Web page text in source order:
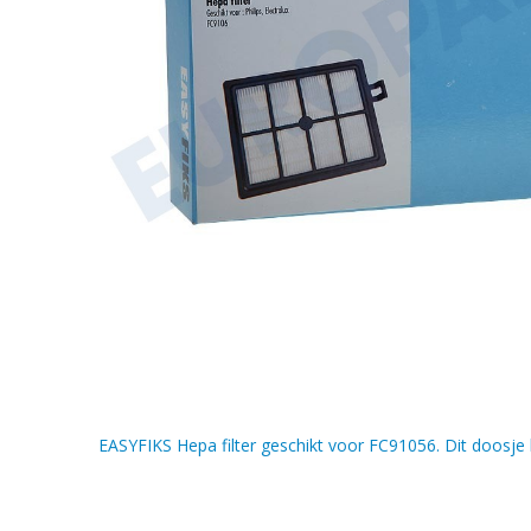
EASYFIKS Hepa filter geschikt voor FC91056. Dit